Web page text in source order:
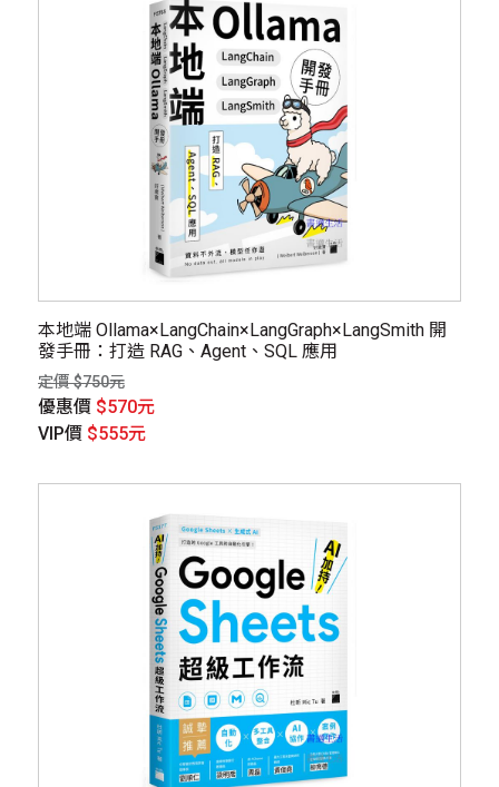
本地端 Ollama×LangChain×LangGraph×LangSmith 開
發手冊：打造 RAG、Agent、SQL 應用
定價 $750元
優惠價 $570元
VIP價 $555元